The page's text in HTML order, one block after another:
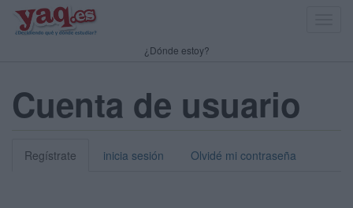
¿Dónde estoy?
Cuenta de usuario
Regístrate inicia sesión Olvidé mi contraseña